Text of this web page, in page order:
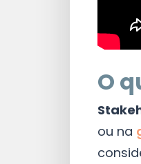
O
ou na